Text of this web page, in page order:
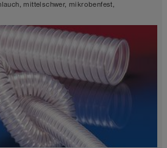
mittelschwer, mikrobenfest,